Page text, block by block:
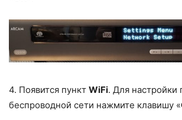
4. Появится пункт WiFi. Для настройки
беспроводной сети нажмите клавишу «